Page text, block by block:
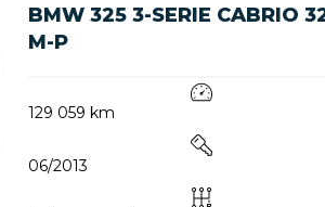
BMW 325 3-SERIE CABRIO
M-P
129 059 km
06/2013